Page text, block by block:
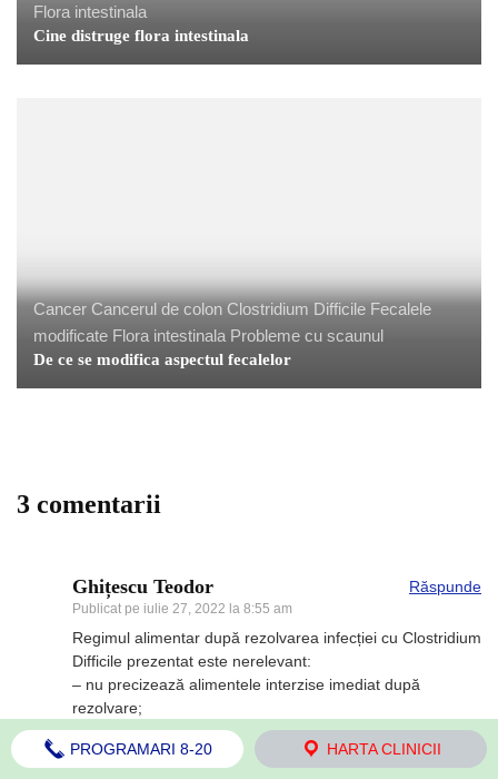
Flora intestinala
Cine distruge flora intestinala
Cancer Cancerul de colon Clostridium Difficile Fecalele
modificate Flora intestinala Probleme cu scaunul
De ce se modifica aspectul fecalelor
3 comentarii
Ghițescu Teodor
Publicat pe iulie 27, 2022 la 8:55 am
Răspunde
Regimul alimentar după rezolvarea infecției cu Clostridium
Difficile prezentat este nerelevant:
– nu precizează alimentele interzise imediat după
rezolvare;
– nu precizează perioadele după care pot fi introduse și
alte alimente, adică ceea ce este mai important pentru
PROGRAMARI 8-20 HARTA CLINICII